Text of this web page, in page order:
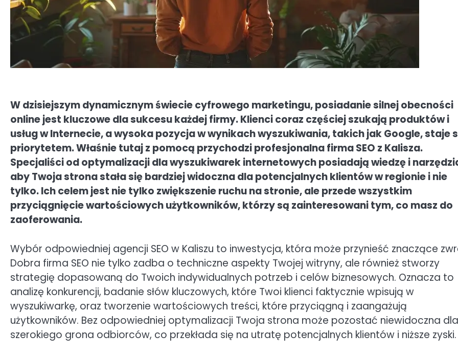
W dzisiejszym dynamicznym świecie cyfrowego marketingu, posiadanie silnej obecności
online jest kluczowe dla sukcesu każdej firmy. Klienci coraz częściej szukają produktów i
usług w Internecie, a wysoka pozycja w wynikach wyszukiwania, takich jak Google, staje
priorytetem. Właśnie tutaj z pomocą przychodzi profesjonalna firma SEO z Kalisza.
Specjaliści od optymalizacji dla wyszukiwarek internetowych posiadają wiedzę i
aby Twoja strona stała się bardziej widoczna dla potencjalnych klientów w regionie i nie
tylko. Ich celem jest nie tylko zwiększenie ruchu na stronie, ale przede wszystkim
przyciągnięcie wartościowych użytkowników, którzy są zainteresowani tym, co masz do
zaoferowania.
Wybór odpowiedniej agencji SEO w Kaliszu to inwestycja, która może przynieść znaczące
Dobra firma SEO nie tylko zadba o techniczne aspekty Twojej witryny, ale również stworzy
strategię dopasowaną do Twoich indywidualnych potrzeb i celów biznesowych. Oznacza to
analizę konkurencji, badanie słów kluczowych, które Twoi klienci faktycznie wpisują w
wyszukiwarkę, oraz tworzenie wartościowych treści, które przyciągną i zaangażują
użytkowników. Bez odpowiedniej optymalizacji Twoja strona może pozostać niewidoczna dla
szerokiego grona odbiorców, co przekłada się na utratę potencjalnych klientów i niższe zyski.